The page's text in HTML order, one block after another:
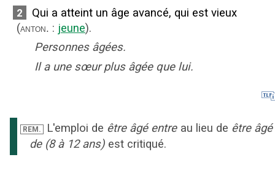
2
Qui a atteint un âge avancé, qui est vieux
(anton. : jeune).
Personnes âgées.
Il a une sœur plus âgée que lui.
REM. L'emploi de être âgé entre au lieu de être âgé
de (8 à 12 ans) est critiqué.